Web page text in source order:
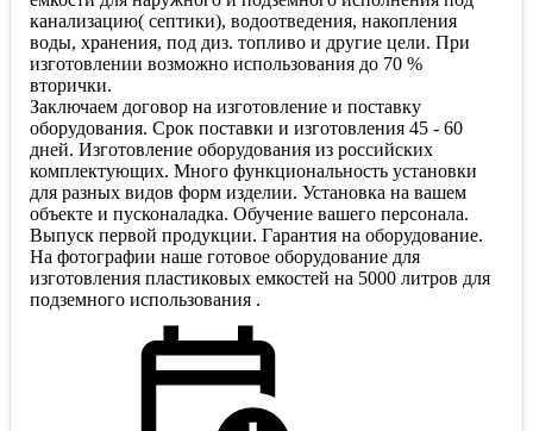
канализацию( септики), водоотведения, накопления
воды, хранения, под диз. топливо и другие цели. При
изготовлении возможно использования до 70 %
вторички.
Заключаем договор на изготовление и поставку
оборудования. Срок поставки и изготовления 45 - 60
дней. Изготовление оборудования из российских
комплектующих. Много функциональность установки
для разных видов форм изделии. Установка на вашем
объекте и пусконаладка. Обучение вашего персонала.
Выпуск первой продукции. Гарантия на оборудование.
На фотографии наше готовое оборудование для
изготовления пластиковых емкостей на 5000 литров для
подземного использования .